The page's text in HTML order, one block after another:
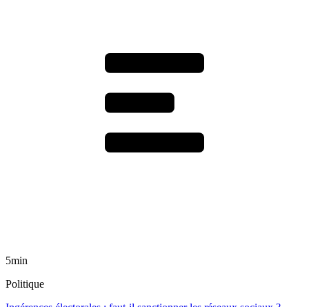
5min
Politique